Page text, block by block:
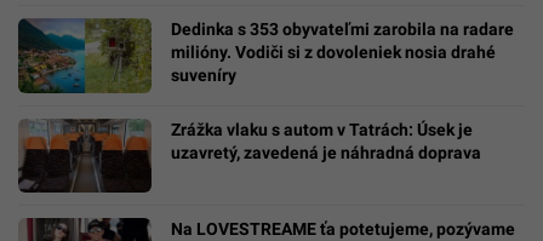
Dedinka s 353 obyvateľmi zarobila na radare
milióny. Vodiči si z dovoleniek nosia drahé
suveníry
Zrážka vlaku s autom v Tatrách: Úsek je
uzavretý, zavedená je náhradná doprava
Na LOVESTREAME ťa potetujeme, pozývame